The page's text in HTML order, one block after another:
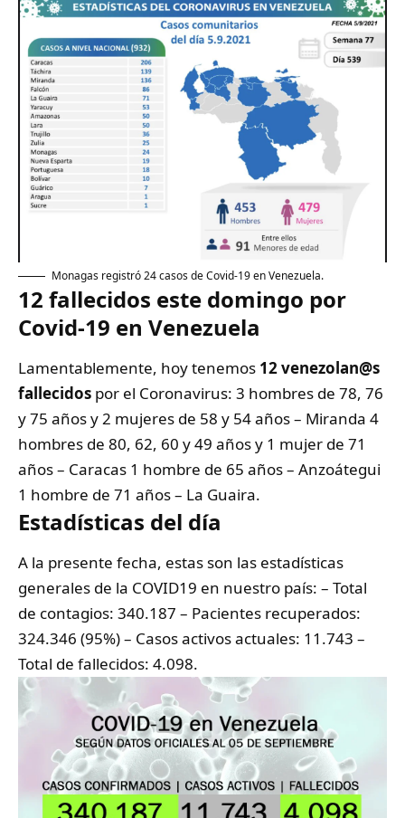
Monagas registró 24 casos de Covid-19 en Venezuela.
12 fallecidos este domingo por
Covid-19 en Venezuela
Lamentablemente, hoy tenemos 12 venezolan@s
fallecidos por el Coronavirus: 3 hombres de 78, 76
y 75 años y 2 mujeres de 58 y 54 años – Miranda 4
hombres de 80, 62, 60 y 49 años y 1 mujer de 71
años – Caracas 1 hombre de 65 años – Anzoátegui
1 hombre de 71 años – La Guaira.
Estadísticas del día
A la presente fecha, estas son las estadísticas
generales de la COVID19 en nuestro país: – Total
de contagios: 340.187 – Pacientes recuperados:
324.346 (95%) – Casos activos actuales: 11.743 –
Total de fallecidos: 4.098.